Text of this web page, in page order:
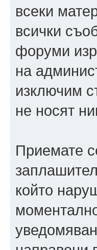
всеки
всички
форуми
на
изключим
не носят
Приемате
който